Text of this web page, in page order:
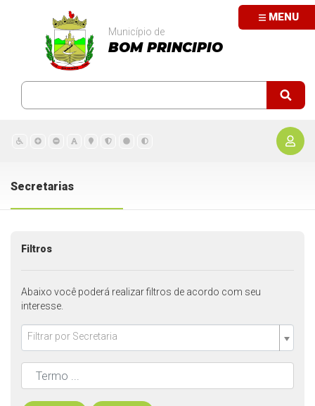
MENU
Município de
BOM PRINCIPIO
Secretarias
Filtros
Abaixo você poderá realizar filtros de acordo com seu
interesse.
Filtrar por Secretaria